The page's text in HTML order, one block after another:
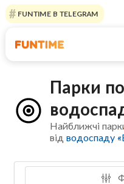
FUNTIME В TELEGRAM
Парки
Найближчі
відводоспаду